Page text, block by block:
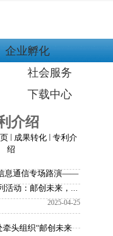
企业孵化
社会服务
下载中心
介绍
成果转化
专利介
绍
息通信专场路演——
活动：邮创未来，...
2025-04-25
牵头组织“邮创未来